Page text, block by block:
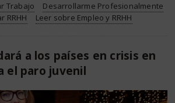
Trabajo
Desarrollarme Profesionalmente
RRHH
Leer sobre Empleo y RRHH
a los países en crisis en
el paro juvenil